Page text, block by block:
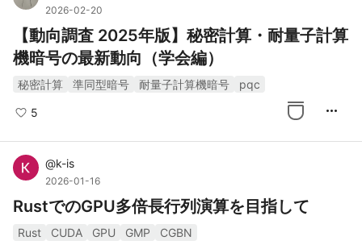
2026-02-20
【動向調査 2025年版】秘密計算・耐量子計算
機暗号の最新動向（学会編）
秘密計算 準同型暗号 耐量子計算機暗号 pqc
5 more_horiz
@k-is
2026-01-16
RustでのGPU多倍長行列演算を目指して
Rust CUDA GPU GMP CGBN